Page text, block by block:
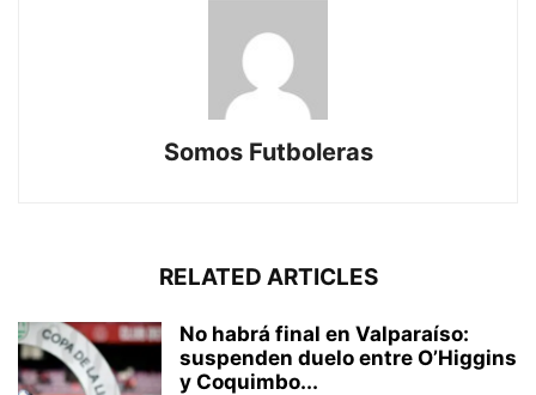
Somos Futboleras
RELATED ARTICLES
No habrá final en Valparaíso:
suspenden duelo entre O’Higgins
y Coquimbo...